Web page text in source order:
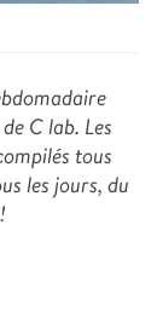
C lab. Les
tous
les jours, du